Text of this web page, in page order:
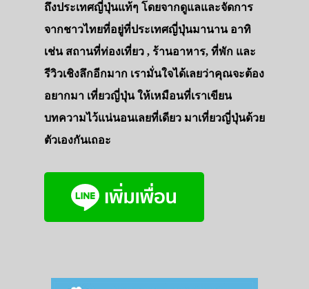
ถึงประเทศญี่ปุ่นแท้ๆ โดยจากดูแลและจัดการ
จากชาวไทยที่อยู่ที่ประเทศญี่ปุ่นมานาน อาทิ
เช่น สถานที่ท่องเที่ยว , ร้านอาหาร, ที่พัก และ
รีวิวเชิงลึกอีกมาก เรามั่นใจได้เลยว่าคุณจะต้อง
อยากมา เที่ยวญี่ปุ่น ให้เหมือนที่เราเขียน
บทความไว้แน่นอนเลยที่เดียว มาเที่ยวญี่ปุ่นด้วย
ตัวเองกันเถอะ